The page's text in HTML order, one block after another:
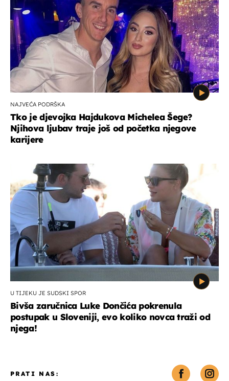
NAJVEĆA PODRŠKA
Tko je djevojka Hajdukova Michelea Šege?
Njihova ljubav traje još od početka njegove
karijere
U TIJEKU JE SUDSKI SPOR
Bivša zaručnica Luke Dončića pokrenula
postupak u Sloveniji, evo koliko novca traži od
njega!
PRATI NAS: